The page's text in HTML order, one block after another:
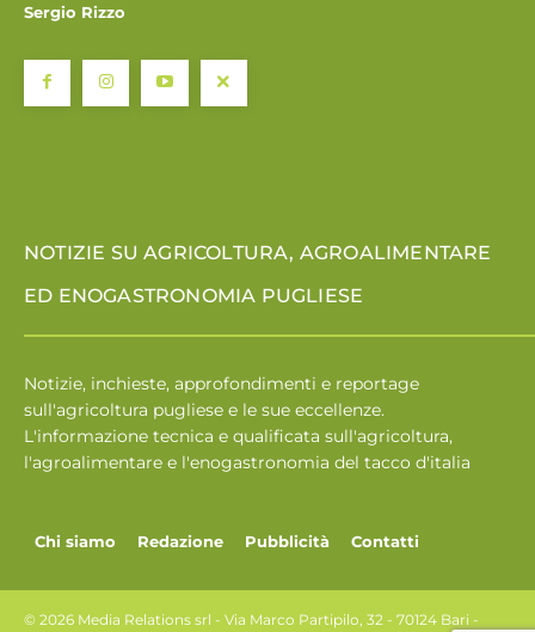
Sergio Rizzo
NOTIZIE SU AGRICOLTURA, AGROALIMENTARE
ED ENOGASTRONOMIA PUGLIESE
Notizie, inchieste, approfondimenti e reportage
sull'agricoltura pugliese e le sue eccellenze.
L'informazione tecnica e qualificata sull'agricoltura,
l'agroalimentare e l'enogastronomia del tacco d'italia
Chi siamo Redazione Pubblicità Contatti
© 2026 Media Relations srl - Via Marco Partipilo, 32 - 70124 Bari -